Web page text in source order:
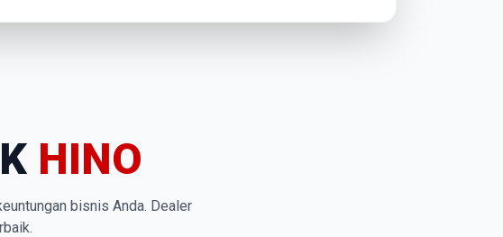
HINO
bisnis Anda. Dealer